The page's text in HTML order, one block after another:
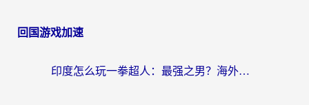
回国游戏加速
印度怎么玩一拳超人：最强之男？海外党国服游戏加速避坑指南